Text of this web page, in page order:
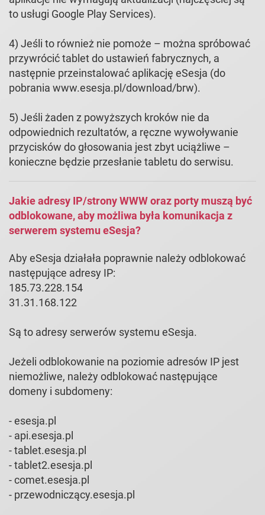
to usługi Google Play Services).
4) Jeśli to również nie pomoże – można spróbować
przywrócić tablet do ustawień fabrycznych, a
następnie przeinstalować aplikację eSesja (do
pobrania www.esesja.pl/download/brw).
5) Jeśli żaden z powyższych kroków nie da
odpowiednich rezultatów, a ręczne wywoływanie
przycisków do głosowania jest zbyt uciążliwe –
konieczne będzie przesłanie tabletu do serwisu.
Jakie adresy IP/strony WWW oraz porty muszą być
odblokowane, aby możliwa była komunikacja z
serwerem systemu eSesja?
Aby eSesja działała poprawnie należy odblokować
następujące adresy IP:
185.73.228.154
31.31.168.122
Są to adresy serwerów systemu eSesja.
Jeżeli odblokowanie na poziomie adresów IP jest
niemożliwe, należy odblokować następujące
domeny i subdomeny:
- esesja.pl
- api.esesja.pl
- tablet.esesja.pl
- tablet2.esesja.pl
- comet.esesja.pl
- przewodniczący.esesja.pl